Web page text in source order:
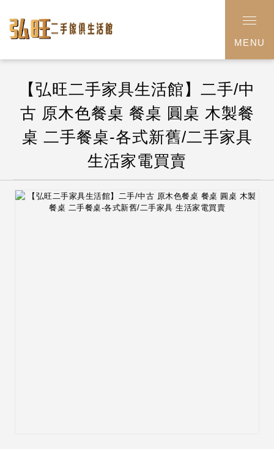
MENU
【弘旺二手家具生活館】二手/中
古 原木色餐桌 餐桌 圓桌 木製餐
桌 二手餐桌-各式新舊/二手家具
生活家電買賣